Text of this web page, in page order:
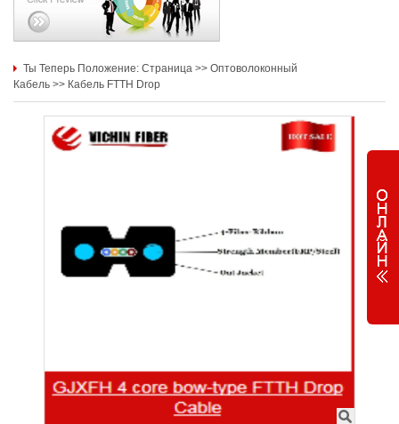
Ты Теперь Положение: Страница >> Оптоволоконный
Кабель >> Кабель FTTH Drop